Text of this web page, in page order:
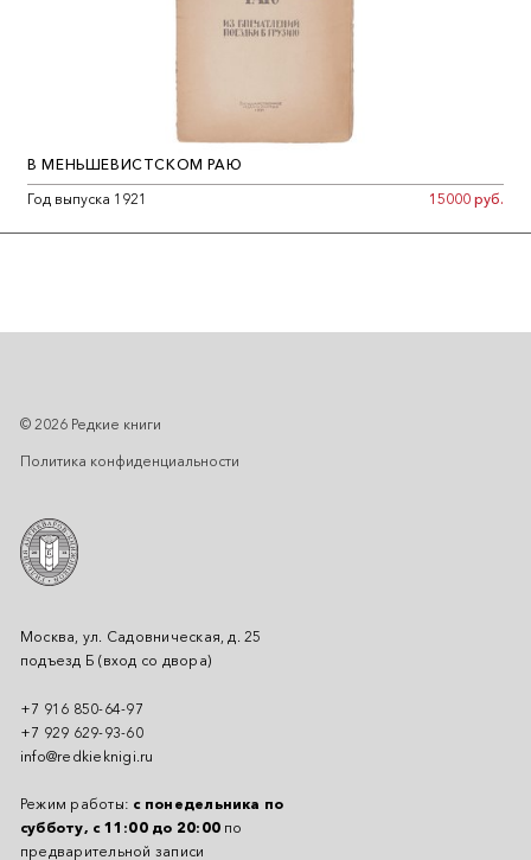
В МЕНЬШЕВИСТСКОМ РАЮ
Год выпуска 1921
15000 руб.
Москва, ул. Садовническая, д. 25
подъезд Б (вход со двора)
+7 916 850-64-97
+7 929 629-93-60
info@redkieknigi.ru
Режим работы: с понедельника по
субботу, с 11:00 до 20:00 по
предварительной записи
© 2026 Редкие книги
Политика конфиденциальности